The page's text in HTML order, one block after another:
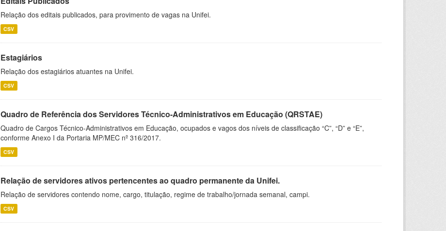
Relação dos editais publicados, para provimento de vagas na Unifei.
CSV
Estagiários
Relação dos estagiários atuantes na Unifei.
CSV
Quadro de Referência dos Servidores Técnico-Administrativos em Educação (QRSTAE)
Quadro de Cargos Técnico-Administrativos em Educação, ocupados e vagos dos níveis de classificação “C”, “D” e “E”,
conforme Anexo I da Portaria MP/MEC nº 316/2017.
CSV
Relação de servidores ativos pertencentes ao quadro permanente da Unifei.
Relação de servidores contendo nome, cargo, titulação, regime de trabalho/jornada semanal, campi.
CSV